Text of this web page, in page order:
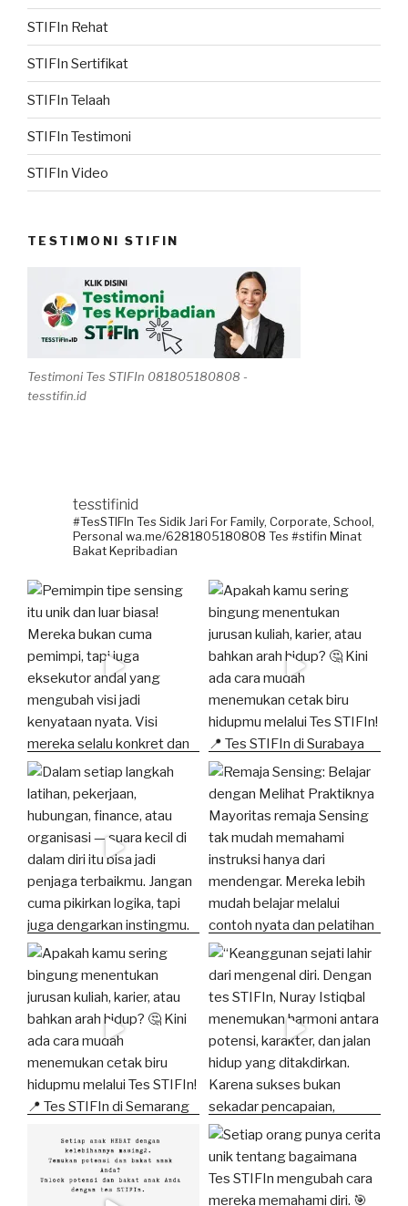
STIFIn Rehat
STIFIn Sertifikat
STIFIn Telaah
STIFIn Testimoni
STIFIn Video
TESTIMONI STIFIN
Testimoni Tes STIFIn 081805180808 -
tesstifin.id
tesstifinid
#TesSTIFIn Tes Sidik Jari For Family, Corporate, School,
Personal wa.me/6281805180808 Tes #stifin Minat
Bakat Kepribadian